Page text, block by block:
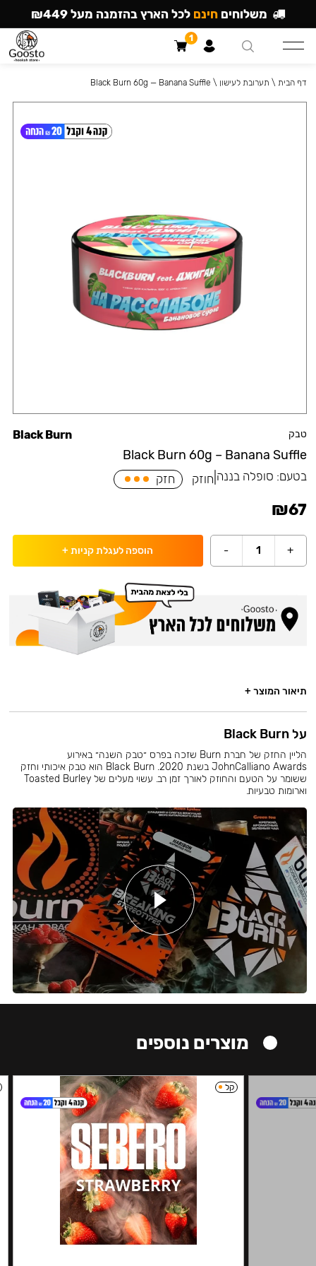
טבק
Black Burn 60g – Banana Suffle
Black Burn
בטעם: סופלה בננה חוזק חזק
₪67
+
1
- הוספה לעגלת קניות +
דף הבית \ תערובת לעישון \
Black Burn 60g — Banana Suffle
תיאור המוצר +
על Black Burn
הליין החזק של חברת Burn שזכה בפרס ״טבק השנה״ באירוע
JohnCalliano Awards בשנת 2020. Black Burn הוא טבק איכותי וחזק
ששומר על הטעם והחוזק לאורך זמן רב. עשוי מעלים של Toasted Burley
וארומות טבעיות.
מוצרים נוספים
קל
משלוחים חינם לכל הארץ בהזמנה מעל ₪449
1